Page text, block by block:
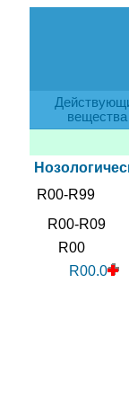
вещества
R00-R99
R00-R09
R00
R00.0